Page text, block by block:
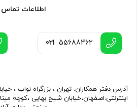
اطلاعات تماس
021 55688462